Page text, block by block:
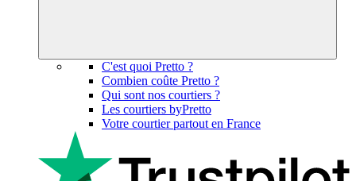
C'est quoi Pretto ?
Combien coûte Pretto ?
Qui sont nos courtiers ?
Les courtiers byPretto
Votre courtier partout en France